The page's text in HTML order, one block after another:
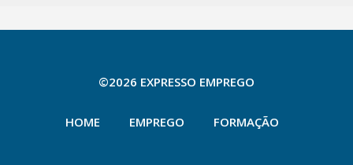
©2026 EXPRESSO EMPREGO
HOME EMPREGO FORMAÇÃO